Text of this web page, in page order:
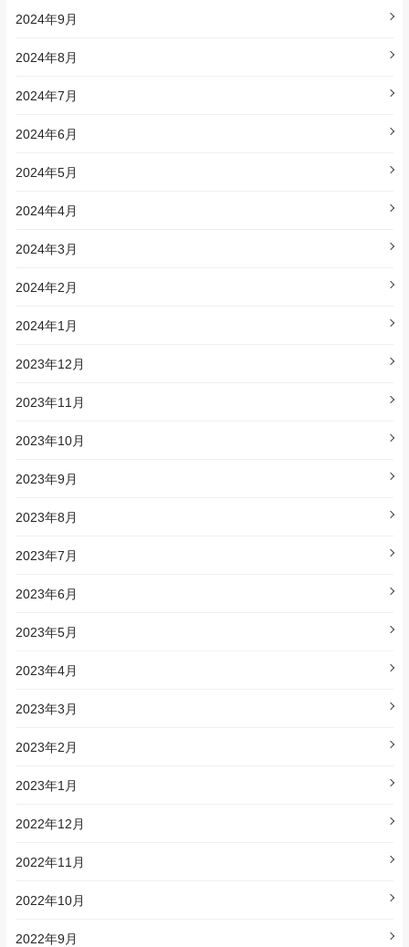
2024年9月
2024年8月
2024年7月
2024年6月
2024年5月
2024年4月
2024年3月
2024年2月
2024年1月
2023年12月
2023年11月
2023年10月
2023年9月
2023年8月
2023年7月
2023年6月
2023年5月
2023年4月
2023年3月
2023年2月
2023年1月
2022年12月
2022年11月
2022年10月
2022年9月